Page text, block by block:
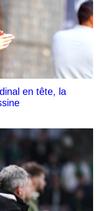
en tête, la